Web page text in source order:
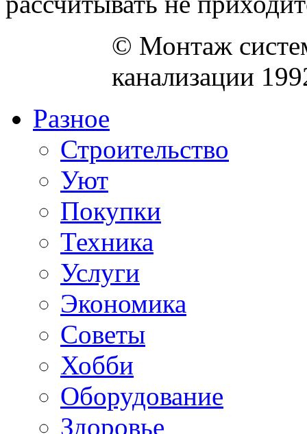
© Монтаж
канализации
Разное
Строительство
Уют
Покупки
Техника
Услуги
Экономика
Советы
Хобби
Oборудование
Здоровье